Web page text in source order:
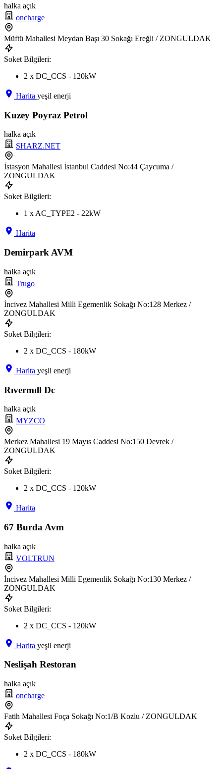
halka açık
oncharge
Müftü Mahallesi Meydan Başı 30 Sokağı Ereğli / ZONGULDAK
Soket Bilgileri:
2 x DC_CCS - 120kW
Harita yeşil enerji
Kuzey Poyraz Petrol
halka açık
SHARZ.NET
İstasyon Mahallesi İstanbul Caddesi No:44 Çaycuma /
ZONGULDAK
Soket Bilgileri:
1 x AC_TYPE2 - 22kW
Harita
Demirpark AVM
halka açık
Trugo
İncivez Mahallesi Milli Egemenlik Sokağı No:128 Merkez /
ZONGULDAK
Soket Bilgileri:
2 x DC_CCS - 180kW
Harita yeşil enerji
Rıvermıll Dc
halka açık
MYZCO
Merkez Mahallesi 19 Mayıs Caddesi No:150 Devrek /
ZONGULDAK
Soket Bilgileri:
2 x DC_CCS - 120kW
Harita
67 Burda Avm
halka açık
VOLTRUN
İncivez Mahallesi Milli Egemenlik Sokağı No:130 Merkez /
ZONGULDAK
Soket Bilgileri:
2 x DC_CCS - 120kW
Harita yeşil enerji
Neslişah Restoran
halka açık
oncharge
Fatih Mahallesi Foça Sokağı No:1/B Kozlu / ZONGULDAK
Soket Bilgileri:
2 x DC_CCS - 180kW